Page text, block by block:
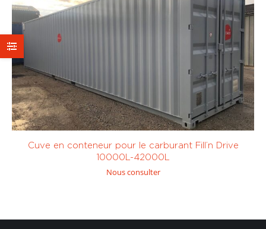
Sur mesure
Pompe
thermique
centrifuge(0)
Pompe
thermique
volumétrique(0)
électrique
électrique
> 400 L/
< 100 L/
Cuve en conteneur pour le carburant Fill’n Drive
10000L-42000L
Nous consulter